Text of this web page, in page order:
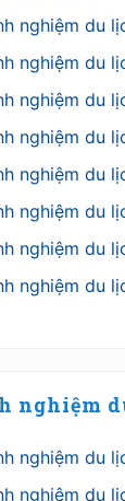
nghiệm du
nghiệm du
nghiệm du
nghiệm du
nghiệm du
nghiệm du
nghiệm du
nghiệm du
nghiệm
nghiệm du
nghiệm du